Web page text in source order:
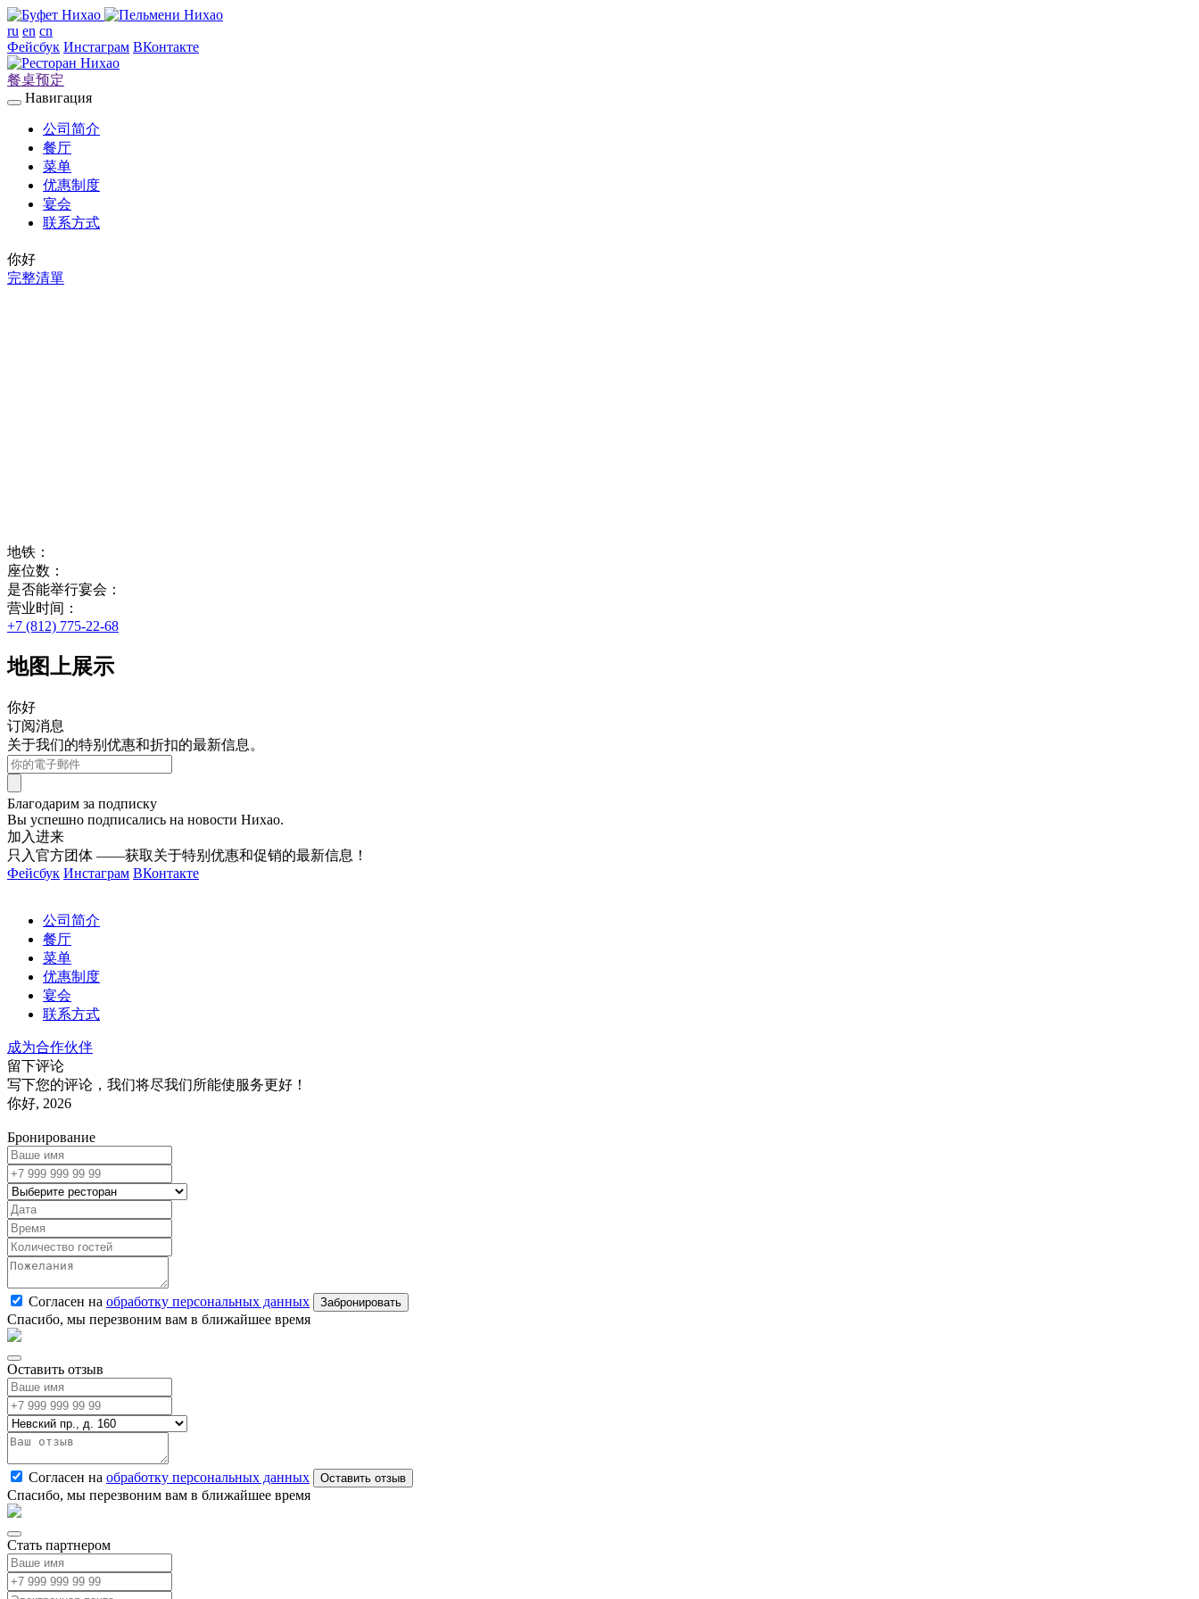
ru en cn
Фейсбук Инстаграм ВКонтакте
餐桌预定
Навигация
公司简介
餐厅
菜单
优惠制度
宴会
联系方式
你好
完整清單
地铁：
座位数：
是否能举行宴会：
营业时间：
+7 (812) 775-22-68
地图上展示
你好
订阅消息
关于我们的特别优惠和折扣的最新信息。
Благодарим за подписку
Вы успешно подписались на новости Нихао.
加入进来
只入官方团体 ——获取关于特别优惠和促销的最新信息！
Фейсбук Инстаграм ВКонтакте
公司简介
餐厅
菜单
优惠制度
宴会
联系方式
成为合作伙伴
留下评论
写下您的评论，我们将尽我们所能使服务更好！
你好, 2026
Бронирование
Согласен на обработку персональных данных
Спасибо, мы перезвоним вам в ближайшее время
Оставить отзыв
Согласен на обработку персональных данных
Спасибо, мы перезвоним вам в ближайшее время
Стать партнером